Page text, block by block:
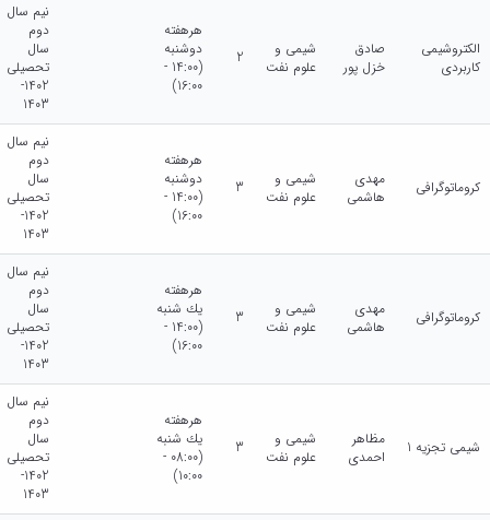
الکتروشیمی
کاربردی
صادق
خزل پور
شیمی و
علوم نفت
2
هرهفته
دوشنبه
(14:00 -
16:00)
نیم سال
دوم
سال
تحصیلی
1402-
1403
کروماتوگرافی
مهدی
هاشمی
شیمی و
علوم نفت
3
هرهفته
دوشنبه
(14:00 -
16:00)
نیم سال
دوم
سال
تحصیلی
1402-
1403
کروماتوگرافی
مهدی
هاشمی
شیمی و
علوم نفت
3
هرهفته
يك شنبه
(14:00 -
16:00)
نیم سال
دوم
سال
تحصیلی
1402-
1403
شیمی تجزیه 1
مظاهر
احمدی
شیمی و
علوم نفت
3
هرهفته
يك شنبه
(08:00 -
10:00)
نیم سال
دوم
سال
تحصیلی
1402-
1403